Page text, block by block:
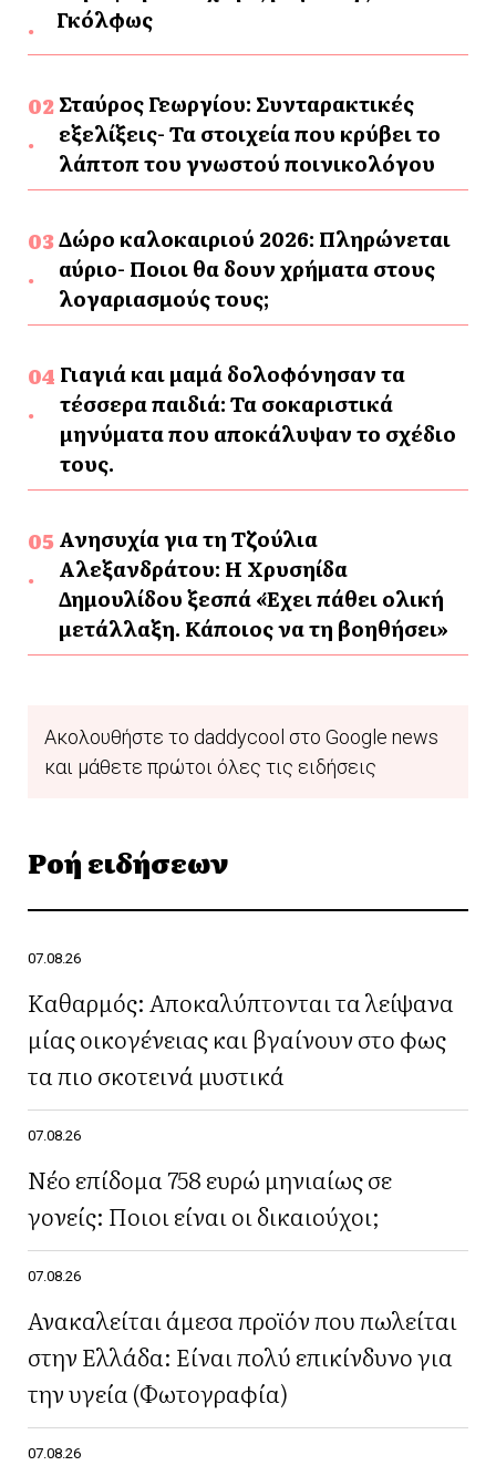
Γκόλφως
Σταύρος Γεωργίου: Συνταρακτικές
εξελίξεις- Τα στοιχεία που κρύβει το
λάπτοπ του γνωστού ποινικολόγου
Δώρο καλοκαιριού 2026: Πληρώνεται
αύριο- Ποιοι θα δουν χρήματα στους
λογαριασμούς τους;
Γιαγιά και μαμά δολοφόνησαν τα
τέσσερα παιδιά: Τα σοκαριστικά
μηνύματα που αποκάλυψαν το σχέδιο
τους.
Ανησυχία για τη Τζούλια
Αλεξανδράτου: Η Χρυσηίδα
Δημουλίδου ξεσπά «Έχει πάθει ολική
μετάλλαξη. Κάποιος να τη βοηθήσει»
Ακολουθήστε το daddycool στο Google news
και μάθετε πρώτοι όλες τις ειδήσεις
Ροή ειδήσεων
07.08.26
Καθαρμός: Αποκαλύπτονται τα λείψανα
μίας οικογένειας και βγαίνουν στο φως
τα πιο σκοτεινά μυστικά
07.08.26
Νέο επίδομα 758 ευρώ μηνιαίως σε
γονείς: Ποιοι είναι οι δικαιούχοι;
07.08.26
Ανακαλείται άμεσα προϊόν που πωλείται
στην Ελλάδα: Είναι πολύ επικίνδυνο για
την υγεία (Φωτογραφία)
07.08.26